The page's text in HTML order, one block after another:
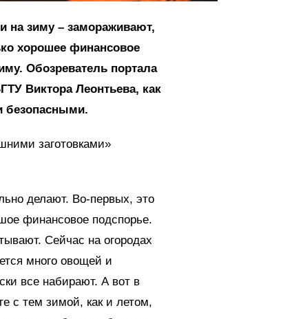
на зиму – замораживают,
хорошее финансовое
Обозреватель портала
Виктора Леонтьева, как
безопасными.
заготовками»
делают. Во-первых, это
финансовое подспорье.
Сейчас на огородах
много овощей и
все набирают. А вот в
с тем зимой, как и летом,